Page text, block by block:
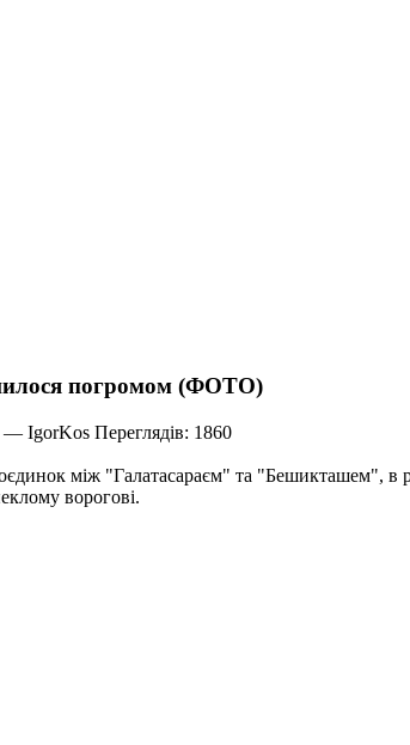
погромом (ФОТО)
— IgorKos Переглядів: 1860
між "Галатасараєм" та "Бешикташем", в
ворогові.